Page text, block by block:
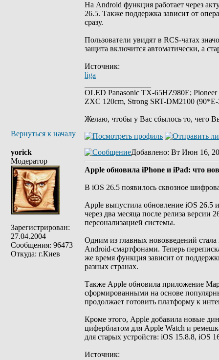
На Android функция работает через
26.5. Также поддержка зависит от
сразу.
Пользователи увидят в RCS-чатах
защита включится автоматически, а
Источник:
liga
OLED Panasonic TX-65HZ980E;
ZXC 120cm, Strong SRT-DM2100
Желаю, чтобы у Вас сбылось то, чего
Вернуться к началу
yorick
Модератор
Зарегистрирован:
27.04.2004
Сообщения: 96473
Откуда: г.Киев
Добавлено: Вт Июн 16,
Apple обновила iPhone и iPad: что
В iOS 26.5 появилось сквозное
Apple выпустила обновление iOS 26.5
через два месяца после релиза
персонализацией системы.
Одним из главных нововведений
Android-смартфонами. Теперь
же время функция зависит от
разных странах.
Также Apple обновила приложение
сформированными на основе
продолжает готовить платформу к
Кроме этого, Apple добавила новые
циферблатом для Apple Watch и
для старых устройств: iOS 15.8.8, iOS
Источник: